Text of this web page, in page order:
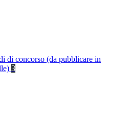
di concorso (da pubblicare in
3